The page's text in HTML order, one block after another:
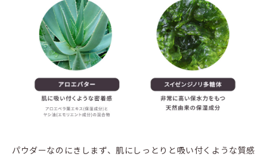
パウダーなのにきしまず、肌にしっとりと吸い付くような質感